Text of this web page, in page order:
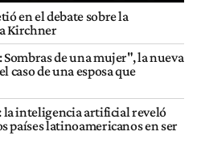
en el debate sobre la
Kirchner
de una mujer", la nueva
caso de una esposa que
la inteligencia artificial reveló
países latinoamericanos en ser